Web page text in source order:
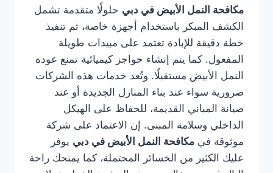
مكافحة النمل الأبيض في دبي حلولًا متقدمة تشمل
الكشف المبكر باستخدام أجهزة خاصة، ثم تنفيذ
خطة دقيقة للإبادة تعتمد على مبيدات طويلة
المفعول. كما يتم إنشاء حواجز كيميائية تمنع عودة
النمل الأبيض مستقبلًا. وتُعد خدمات هذه الشركات
ضرورية سواء عند بناء المنازل الجديدة أو عند
صيانة المباني القديمة، للحفاظ على الهيكل
الداخلي وسلامة المبنى. إن الاعتماد على شركة
موثوقة في مكافحة النمل الأبيض في دبي يوفر
عليك الكثير من الخسائر المحتملة، كما يمنحك راحة